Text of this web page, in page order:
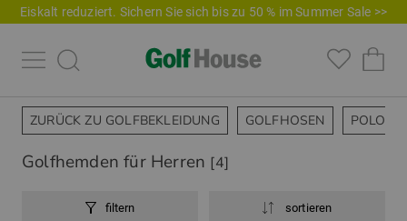
Eiskalt reduziert. Sichern Sie sich bis zu 50 % im Summer Sale >>
ZURÜCK ZU GOLFBEKLEIDUNG GOLFHOSEN
Golfhemden für Herren [4]
filtern sortieren